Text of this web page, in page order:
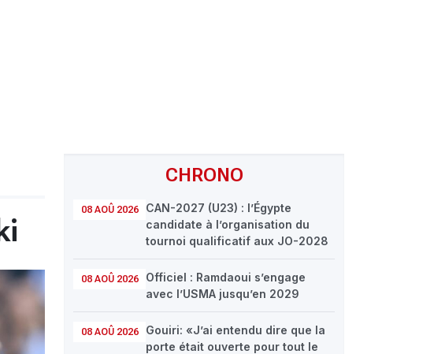
CHRONO
08 AOÛ 2026
CAN-2027 (U23) : l’Égypte
candidate à l’organisation du
tournoi qualificatif aux JO-2028
08 AOÛ 2026
Officiel : Ramdaoui s’engage
avec l’USMA jusqu’en 2029
08 AOÛ 2026
Gouiri: «J’ai entendu dire que la
porte était ouverte pour tout le